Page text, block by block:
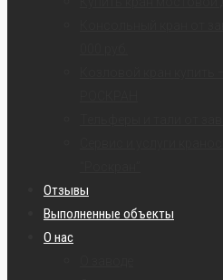
Отзывы
Выполненные объекты
О нас